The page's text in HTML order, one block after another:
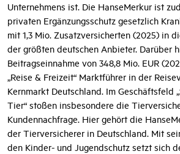
Unternehmens ist. Die HanseMerkur ist
privaten Ergänzungsschutz gesetzlich
mit 1,3 Mio. Zusatzversicherten (2025) in
der größten deutschen Anbieter. Darüber
Beitragseinnahme von 348,8 Mio. EUR
„Reise & Freizeit“ Marktführer in der
Kernmarkt Deutschland. Im Geschäftsfeld
Tier“ stoßen insbesondere die
Kundennachfrage. Hier gehört die
der Tierversicherer in Deutschland. Mit
den Kinder- und Jugendschutz setzt sich